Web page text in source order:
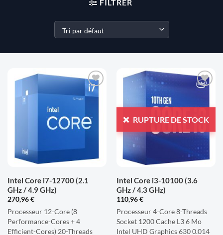
FILTRER
AJOUTER
À LA
D'ENVIES
Intel Core i7-12700 (2.1
GHz / 4.9 GHz)
270,96€
Processeur 12-Core (8
Performance-Cores + 4
Efficient-Cores) 20-Threads
D'ENVIES
RUPTURE DE STOCK
Intel Core i3-10100 (3.6
GHz / 4.3 GHz)
110,96€
Processeur 4-Core 8-Threads
Socket 1200 Cache L3 6 Mo
Intel UHD Graphics 630 0.014